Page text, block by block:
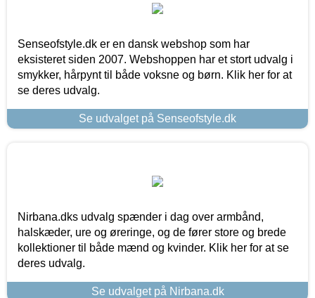
Senseofstyle.dk er en dansk webshop som har
eksisteret siden 2007. Webshoppen har et stort udvalg i
smykker, hårpynt til både voksne og børn. Klik her for at
se deres udvalg.
Se udvalget på Senseofstyle.dk
Nirbana.dks udvalg spænder i dag over armbånd,
halskæder, ure og øreringe, og de fører store og brede
kollektioner til både mænd og kvinder. Klik her for at se
deres udvalg.
Se udvalget på Nirbana.dk